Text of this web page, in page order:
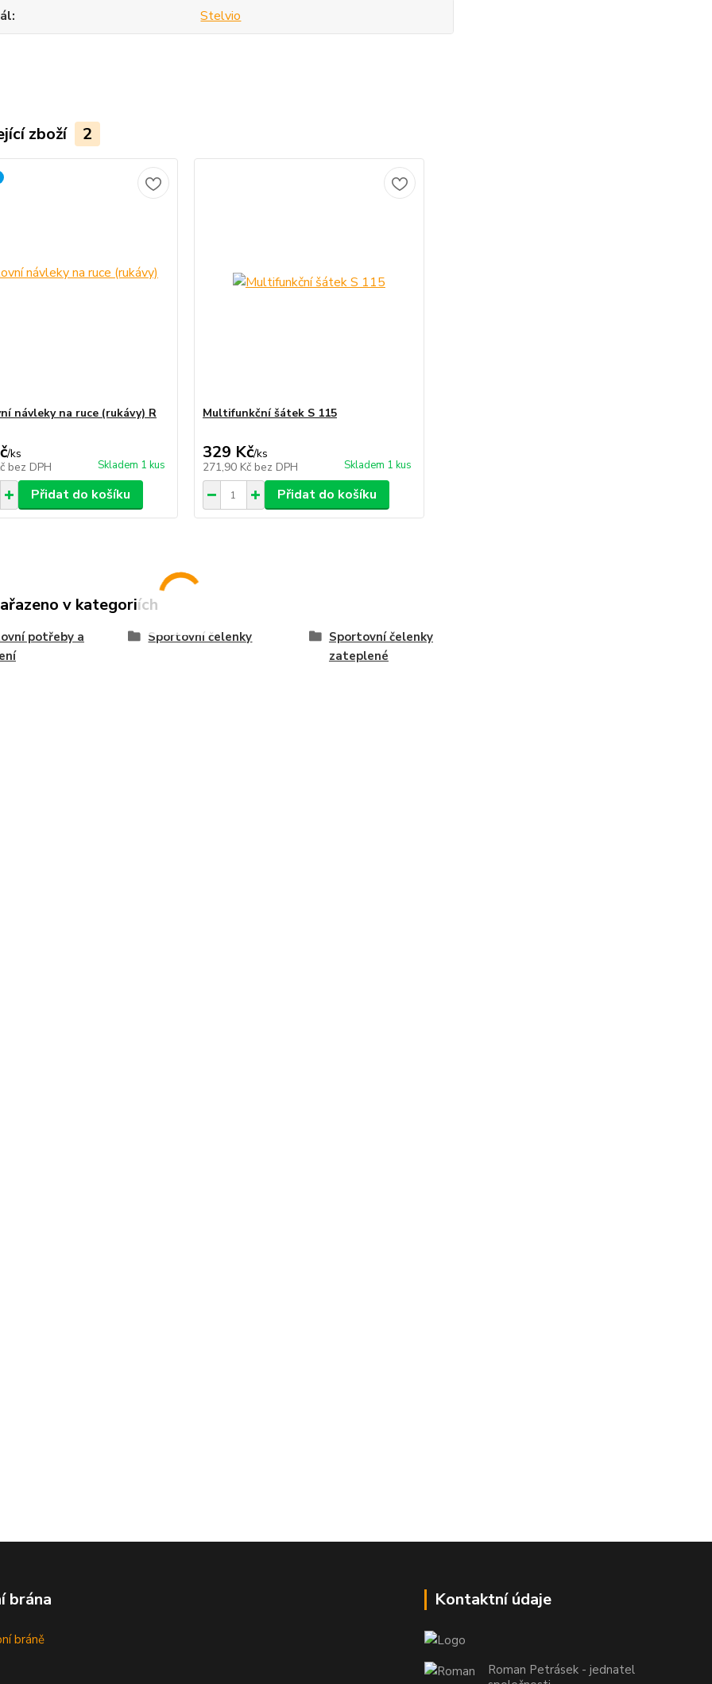
Stelvio
zboží 2
návleky na ruce (rukávy) R
/ks
bez DPH Skladem 1 kus
Přidat do košíku
Multifunkční šátek S 115
329 Kč/ks
271,90 Kč bez DPH Skladem 1 kus
Přidat do košíku
v kategoriích
potřeby a
Sportovní čelenky
Sportovní čelenky
zateplené
brána
bráně
Kontaktní údaje
Roman Petrásek - jednatel